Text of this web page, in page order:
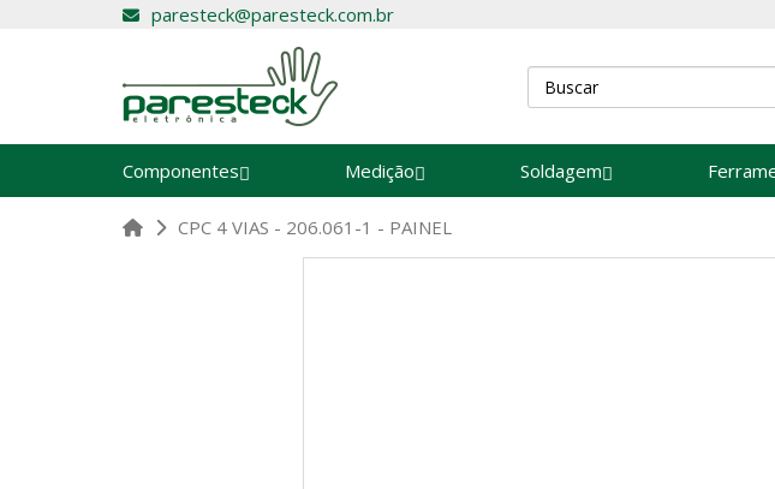
paresteck@paresteck.com.br
Componentes Medição Soldagem
CPC 4 VIAS - 206.061-1 - PAINEL